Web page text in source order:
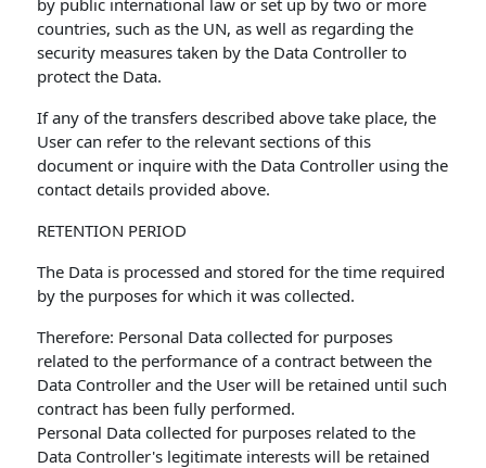
by public international law or set up by two or more
countries, such as the UN, as well as regarding the
security measures taken by the Data Controller to
protect the Data.
If any of the transfers described above take place, the
User can refer to the relevant sections of this
document or inquire with the Data Controller using the
contact details provided above.
RETENTION PERIOD
The Data is processed and stored for the time required
by the purposes for which it was collected.
Therefore: Personal Data collected for purposes
related to the performance of a contract between the
Data Controller and the User will be retained until such
contract has been fully performed.
Personal Data collected for purposes related to the
Data Controller's legitimate interests will be retained